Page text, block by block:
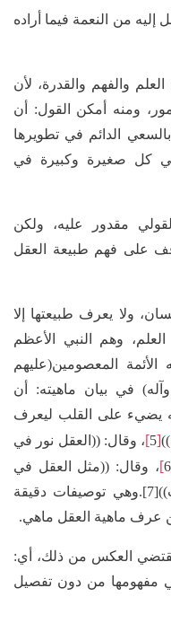
من النعمة فيما أراده
والفهم والقدرة، لأن
ومنه أمكن القول: أن
الدائم في تطويرها
في كل صغيرة وكبيرة في
مقدور عليه، ولكن
على فهم طبيعة العقل
ولا يعرف طبيعتها إلا
وهم النبي الأعظم
المعصومين(عليهم
في بيان ماهيته: أن
يضيء على القلب ليعرف
[
5
]، وقال: ((العقل نور في
6
]، وقال: ((مثل العقل في
القلب كمثل السراج في وسط البيت))[7].وهي توصيفات دقيقة
عرف ماهية العقل ماهي.
يقتضي العكس من ذلك، أي:
مفهومها من دون تفصيل